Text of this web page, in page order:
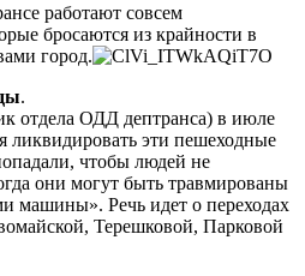
работают совсем
бросаются из крайности в
город.
.
отдела ОДД дептранса) в июле
ликвидировать эти пешеходные
чтобы людей не
они могут быть травмированы
машины». Речь идет о переходах
Терешковой, Парковой